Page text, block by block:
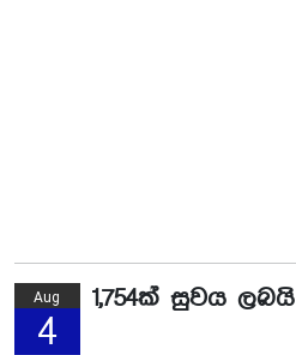
Aug
4
1,754ක් සුවය ලබයි